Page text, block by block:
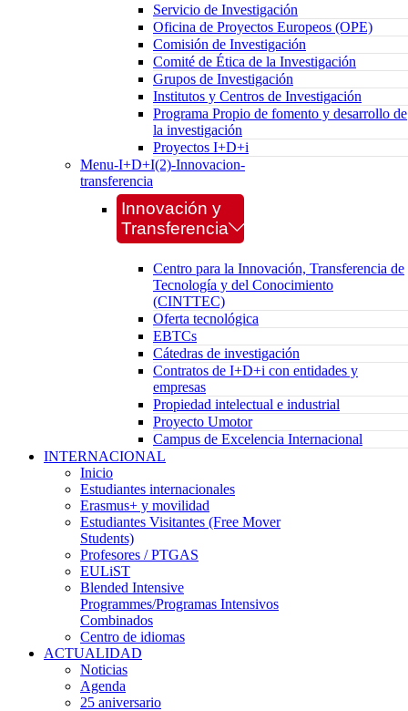
Servicio de Investigación
Oficina de Proyectos Europeos (OPE)
Comisión de Investigación
Comité de Ética de la Investigación
Grupos de Investigación
Institutos y Centros de Investigación
Programa Propio de fomento y desarrollo de
la investigación
Proyectos I+D+i
Menu-I+D+I(2)-Innovacion-
transferencia
Innovación y
Transferencia
Centro para la Innovación, Transferencia de
Tecnología y del Conocimiento
(CINTTEC)
Oferta tecnológica
EBTCs
Cátedras de investigación
Contratos de I+D+i con entidades y
empresas
Propiedad intelectual e industrial
Proyecto Umotor
Campus de Excelencia Internacional
INTERNACIONAL
Inicio
Estudiantes internacionales
Erasmus+ y movilidad
Estudiantes Visitantes (Free Mover
Students)
Profesores / PTGAS
EULiST
Blended Intensive
Programmes/Programas Intensivos
Combinados
Centro de idiomas
ACTUALIDAD
Noticias
Agenda
25 aniversario